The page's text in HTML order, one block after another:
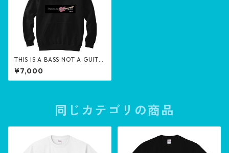
THIS IS A BASS NOT A GUITE
R
¥7,000
同じカテゴリの商品